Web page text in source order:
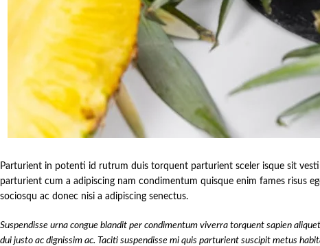
Parturient in potenti id rutrum duis torquent parturient sceler isque sit
parturient cum a adipiscing nam condimentum quisque enim fames risus
sociosqu ac donec nisi a adipiscing senectus.
Suspendisse urna congue blandit per condimentum viverra torquent sapien
dui justo ac dignissim ac. Taciti suspendisse mi quis parturient suscipit metus